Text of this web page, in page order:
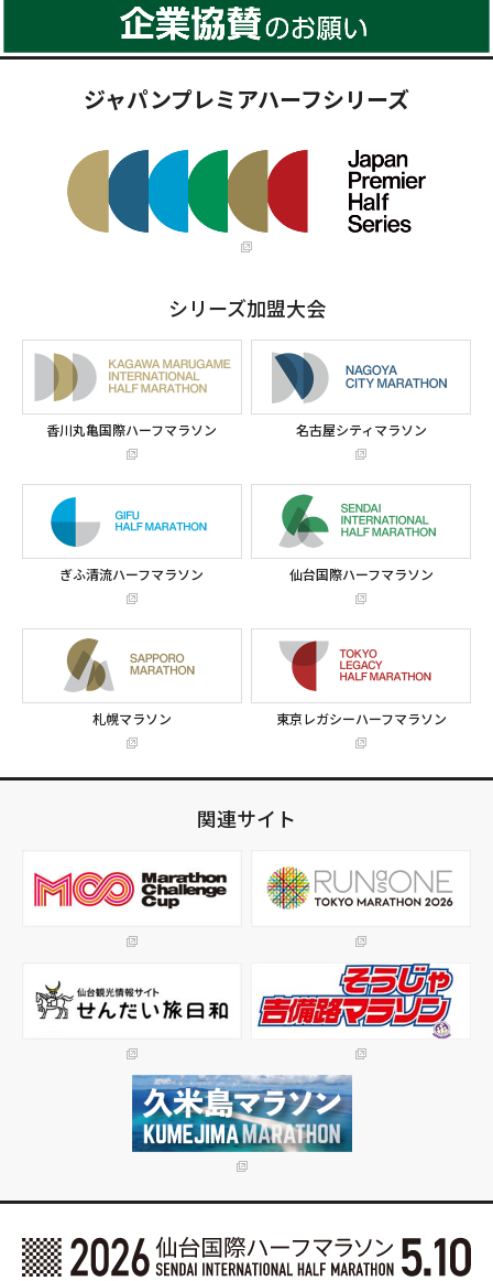
ジャパンプレミアハーフシリーズ
シリーズ加盟大会
香川丸亀国際ハーフマラソン 名古屋シティマラソン
ぎふ清流ハーフマラソン 仙台国際ハーフマラソン
札幌マラソン 東京レガシーハーフマラソン
関連サイト